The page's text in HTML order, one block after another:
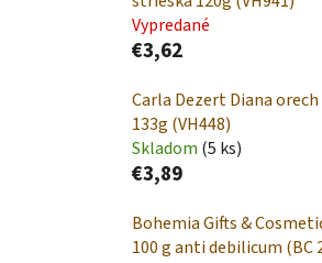
Vypredané
€3,62
Carla Dezert Diana
133g (VH448)
Skladom (5 ks)
€3,89
Bohemia Gifts &
100 g anti debilicum (BC